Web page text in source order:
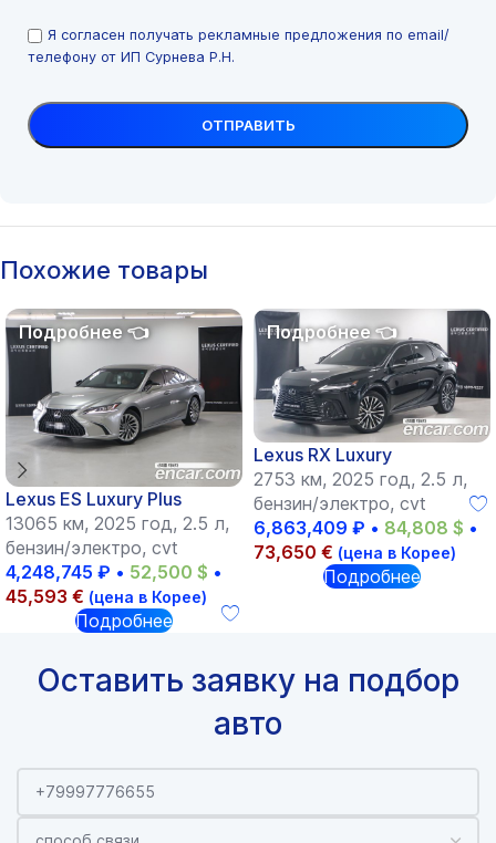
Я согласен получать рекламные предложения по email/
телефону от ИП Сурнева Р.Н.
Похожие товары
Lexus ES Luxury Plus
13065 км, 2025 год, 2.5 л,
бензин/электро, cvt
4,248,745 ₽ • 52,500 $ •
45,593 € (цена в Корее)
Подробнее
Lexus RX Luxury
2753 км, 2025 год, 2.5 л,
бензин/электро, cvt
6,863,409 ₽ • 84,808 $ •
73,650 € (цена в Корее)
Подробнее
Оставить заявку на подбор
авто